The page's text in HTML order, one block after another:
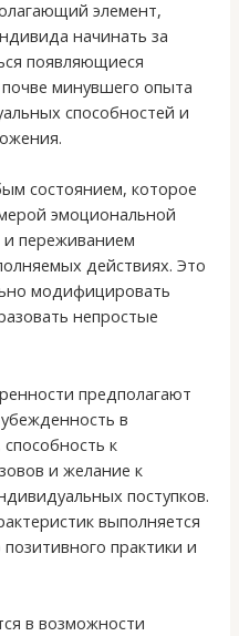
элемент,
начинать за
появляющиеся
минувшего опыта
способностей и
состоянием, которое
эмоциональной
и переживанием
действиях. Это
модифицировать
непростые
предполагают
в
к
и желание к
поступков.
выполняется
практики и
в возможности